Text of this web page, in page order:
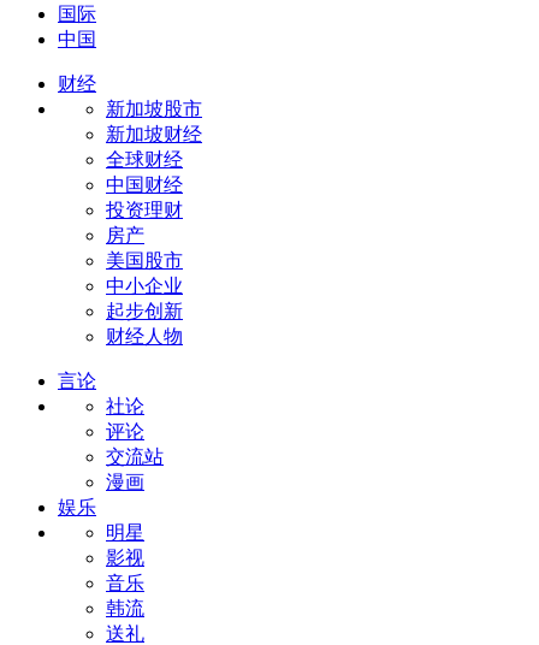
国际
中国
财经
新加坡股市
新加坡财经
全球财经
中国财经
投资理财
房产
美国股市
中小企业
起步创新
财经人物
言论
社论
评论
交流站
漫画
娱乐
明星
影视
音乐
韩流
送礼